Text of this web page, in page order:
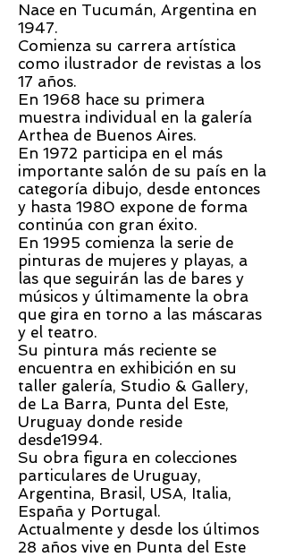
Nace en Tucumán, Argentina en
1947.
Comienza su carrera artística
como ilustrador de revistas a los
17 años.
En 1968 hace su primera
muestra individual en la galería
Arthea de Buenos Aires.
En 1972 participa en el más
importante salón de su país en la
categoría dibujo, desde entonces
y hasta 1980 expone de forma
continúa con gran éxito.
En 1995 comienza la serie de
pinturas de mujeres y playas, a
las que seguirán las de bares y
músicos y últimamente la obra
que gira en torno a las máscaras
y el teatro.
Su pintura más reciente se
encuentra en exhibición en su
taller galería, Studio & Gallery,
de La Barra, Punta del Este,
Uruguay donde reside
desde1994.
Su obra figura en colecciones
particulares de Uruguay,
Argentina, Brasil, USA, Italia,
España y Portugal.
Actualmente y desde los últimos
28 años vive en Punta del Este